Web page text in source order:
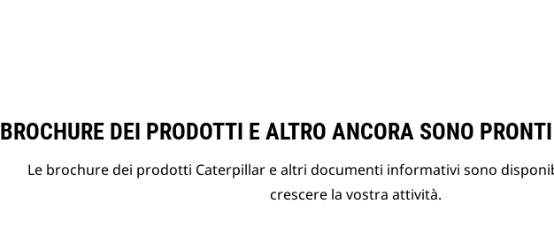
BROCHURE DEI PRODOTTI E ALTRO ANCORA SONO
Le brochure dei prodotti Caterpillar e altri documenti informativi sono
crescere la vostra attività.